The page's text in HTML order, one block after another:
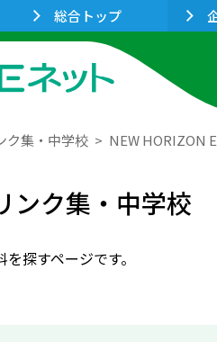
総合トップ
ク集・中学校 NEW HORIZON
ンク集・中学校
探すページです。